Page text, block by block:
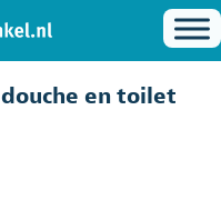
en toilet